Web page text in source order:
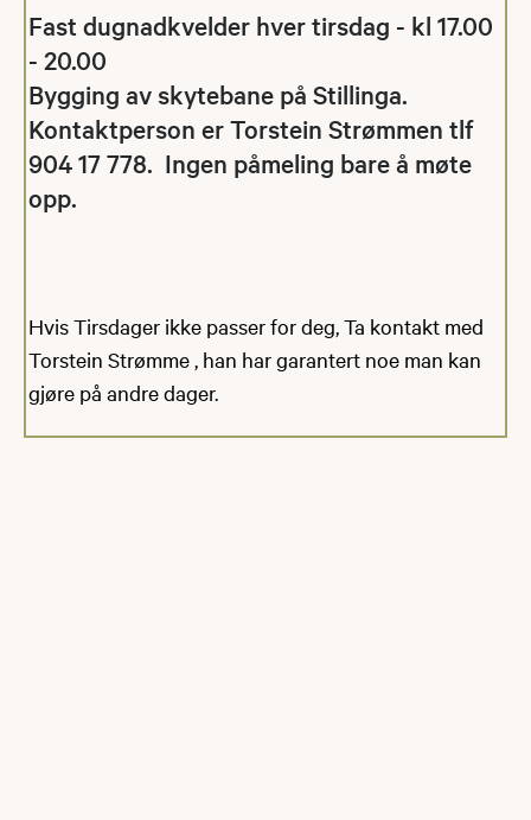
Fast dugnadkvelder hver tirsdag - kl 17.00
- 20.00
Bygging av skytebane på Stillinga.
Kontaktperson er Torstein Strømmen tlf
904 17 778. Ingen påmeling bare å møte
opp.
Hvis Tirsdager ikke passer for deg, Ta kontakt med
Torstein Strømme , han har garantert noe man kan
gjøre på andre dager.